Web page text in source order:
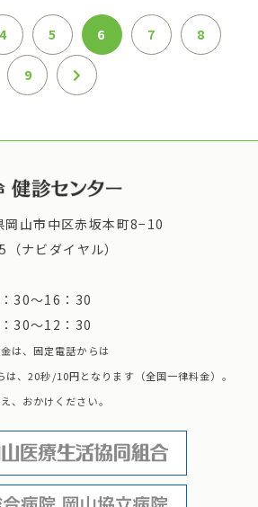
4 5 6 7 8
9
山市中区赤坂本町8−10
ナビダイヤル）
30～16：30
12：30
は、固定電話からは
、20秒/10円となります（全国一律料金）。
、おかけください。